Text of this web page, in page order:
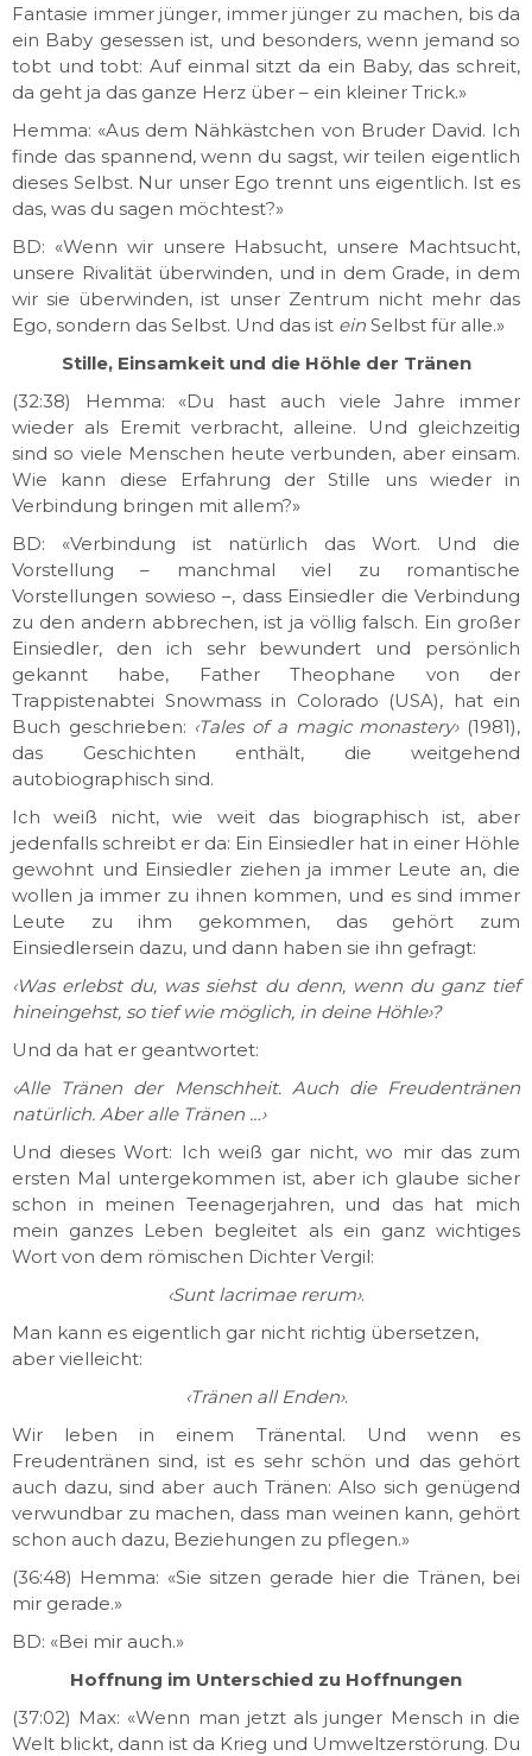
Fantasie immer jünger, immer jünger zu machen, bis da
ein Baby gesessen ist, und besonders, wenn jemand so
tobt und tobt: Auf einmal sitzt da ein Baby, das schreit,
da geht ja das ganze Herz über – ein kleiner Trick.»
Hemma: «Aus dem Nähkästchen von Bruder David. Ich
finde das spannend, wenn du sagst, wir teilen eigentlich
dieses Selbst. Nur unser Ego trennt uns eigentlich. Ist es
das, was du sagen möchtest?»
BD: «Wenn wir unsere Habsucht, unsere Machtsucht,
unsere Rivalität überwinden, und in dem Grade, in dem
wir sie überwinden, ist unser Zentrum nicht mehr das
Ego, sondern das Selbst. Und das ist ein Selbst für alle.»
Stille, Einsamkeit und die Höhle der Tränen
(32:38) Hemma: «Du hast auch viele Jahre immer
wieder als Eremit verbracht, alleine. Und gleichzeitig
sind so viele Menschen heute verbunden, aber einsam.
Wie kann diese Erfahrung der Stille uns wieder in
Verbindung bringen mit allem?»
BD: «Verbindung ist natürlich das Wort. Und die
Vorstellung – manchmal viel zu romantische
Vorstellungen sowieso –, dass Einsiedler die Verbindung
zu den andern abbrechen, ist ja völlig falsch. Ein großer
Einsiedler, den ich sehr bewundert und persönlich
gekannt habe, Father Theophane von der
Trappistenabtei Snowmass in Colorado (USA), hat ein
Buch geschrieben: ‹Tales of a magic monastery›(1981),
das Geschichten enthält, die weitgehend
autobiographisch sind.
Ich weiß nicht, wie weit das biographisch ist, aber
jedenfalls schreibt er da: Ein Einsiedler hat in einer Höhle
gewohnt und Einsiedler ziehen ja immer Leute an, die
wollen ja immer zu ihnen kommen, und es sind immer
Leute zu ihm gekommen, das gehört zum
Einsiedlersein dazu, und dann haben sie ihn gefragt:
‹Was erlebst du, was siehst du denn, wenn du ganz tief
hineingehst, so tief wie möglich, in deine Höhle›?
Und da hat er geantwortet:
‹Alle Tränen der Menschheit. Auch die Freudentränen
natürlich. Aber alle Tränen …›
Und dieses Wort: Ich weiß gar nicht, wo mir das zum
ersten Mal untergekommen ist, aber ich glaube sicher
schon in meinen Teenagerjahren, und das hat mich
mein ganzes Leben begleitet als ein ganz wichtiges
Wort von dem römischen Dichter Vergil:
‹Sunt lacrimae rerum›.
Man kann es eigentlich gar nicht richtig übersetzen,
aber vielleicht:
‹Tränen all Enden›.
Wir leben in einem Tränental. Und wenn es
Freudentränen sind, ist es sehr schön und das gehört
auch dazu, sind aber auch Tränen: Also sich genügend
verwundbar zu machen, dass man weinen kann, gehört
schon auch dazu, Beziehungen zu pflegen.»
(36:48) Hemma: «Sie sitzen gerade hier die Tränen, bei
mir gerade.»
BD: «Bei mir auch.»
Hoffnung im Unterschied zu Hoffnungen
(37:02) Max: «Wenn man jetzt als junger Mensch in die
Welt blickt, dann ist da Krieg und Umweltzerstörung. Du